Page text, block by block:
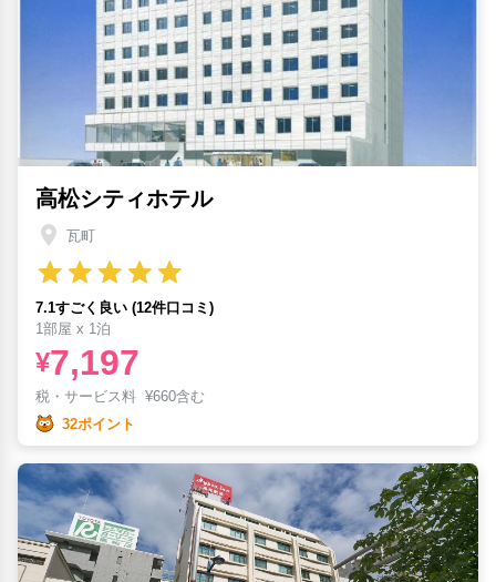
高松シティホテル
瓦町
7.1すごく良い (12件口コミ)
1部屋 x 1泊
¥7,197
税・サービス料 ¥660含む
32ポイント